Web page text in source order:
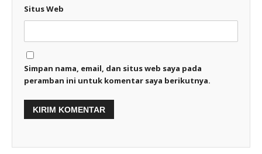
Situs Web
Simpan nama, email, dan situs web saya pada
peramban ini untuk komentar saya berikutnya.